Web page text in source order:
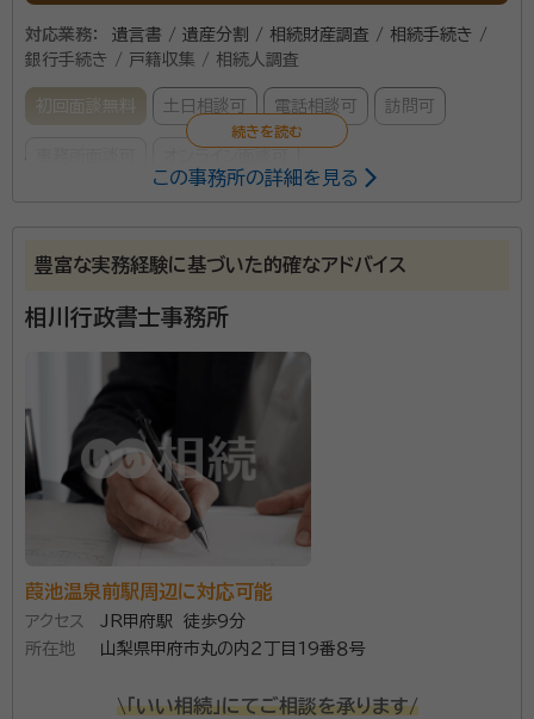
対応業務：
遺言書 / 遺産分割 / 相続財産調査 / 相続手続き /
銀行手続き / 戸籍収集 / 相続人調査
初回面談無料 土日相談可 電話相談可 訪問可
大木 進（オオギ ススム）
行政書士
事務所口コミ（抜粋）：
満足度 5.0
面談の感想
初めての相談だったので難しいことはよくわかりませんが、内容につい
て丁寧に教えていただいたと思いました。
契約後の感想
こちらの状況などを配慮していただき、スムーズにお話を進めていただ
けたと思います。
１００人を超える相続無料相談を行い、多数の満足のお
声を頂いております。 相続を主力業務としており、山梨
能です。 簡単シンプルなお手続から複雑なお手続きま
この事務所の詳細を見る
豊富な実務経験に基づいた的確なアドバイス
相川行政書士事務所
葭池温泉前駅周辺に対応可能
アクセス
JR甲府駅 徒歩9分
所在地
山梨県甲府市丸の内２丁目19番８号
\「いい相続」にてご相談を承ります/